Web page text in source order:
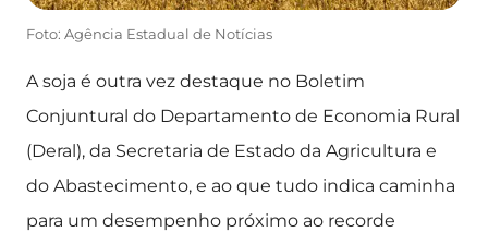
Foto: Agência Estadual de Notícias
A soja é outra vez destaque no Boletim
Conjuntural do Departamento de Economia Rural
(Deral), da Secretaria de Estado da Agricultura e
do Abastecimento, e ao que tudo indica caminha
para um desempenho próximo ao recorde